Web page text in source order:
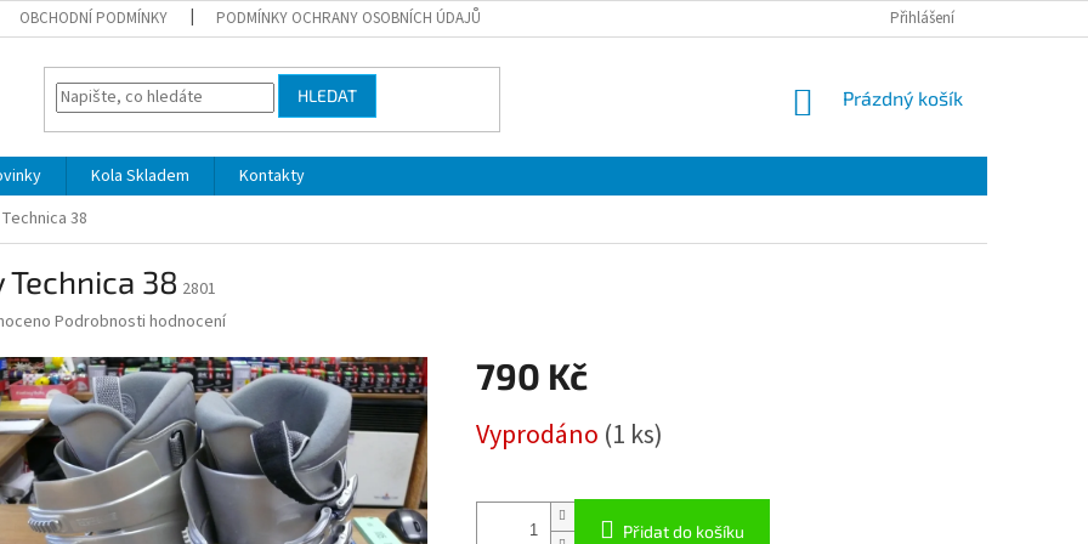
OBCHODNÍ PODMÍNKY PODMÍNKY OCHRANY OSOBNÍCH ÚDAJŮ Přihlášení
HLEDAT
NÁKUPNÍ
Prázdný košík
Kola Skladem
Kontakty
38
Technica 38 2801
Podrobnosti hodnocení
790 Kč
cena:
Vyprodáno (1 ks)
Přidat do košíku